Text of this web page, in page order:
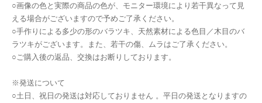
○画像の色と実際の商品の色が、モニター環境により若干異なって見
える場合がございますので予めご了承ください。
○手作りによる多少の形のバラツキ、天然素材による色目／木目のバ
ラツキがございます。また、若干の傷、ムラはご了承ください。
○ご購入後の返品、交換はお断りしております。
※発送について
○土日、祝日の発送は対応しておりません 。平日の発送となりますの